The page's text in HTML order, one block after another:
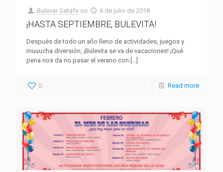
Bulevar Getafe on 6 de julio de 2018
¡HASTA SEPTIEMBRE, BULEVITA!
Después de todo un año lleno de actividades, juegos y
muuucha diversión, ¡Bulevita se va de vacaciones! ¡Qué
pena nos da no pasar el verano con
0 Read more